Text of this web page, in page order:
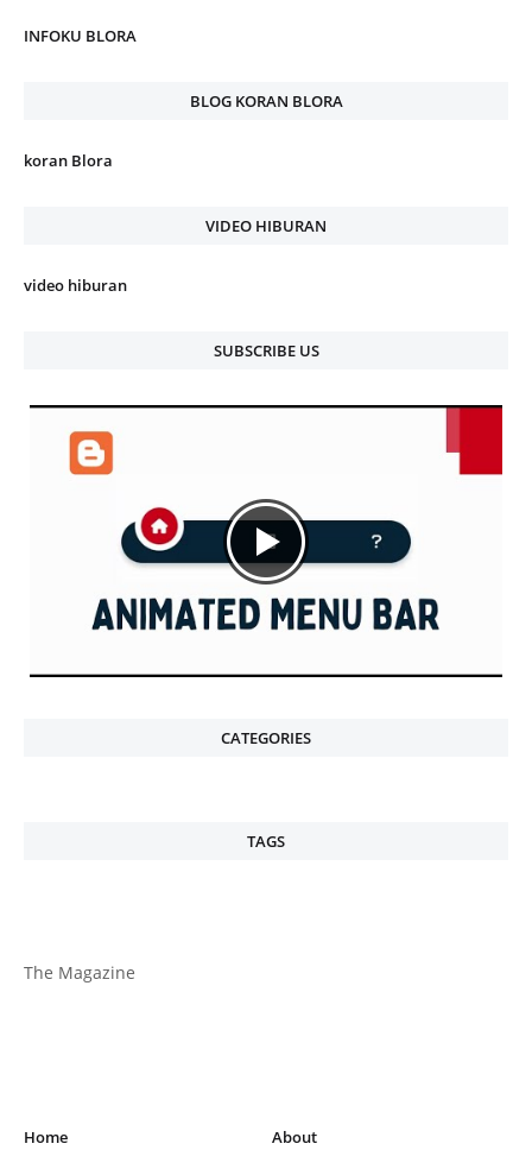
INFOKU BLORA
BLOG KORAN BLORA
koran Blora
VIDEO HIBURAN
video hiburan
SUBSCRIBE US
CATEGORIES
TAGS
The Magazine
Home
About